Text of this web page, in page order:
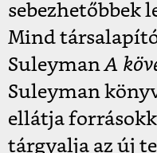
sebezhetőbbek
Mind
SuleymanA
Suleyman
ellátja
tárgyalja az új